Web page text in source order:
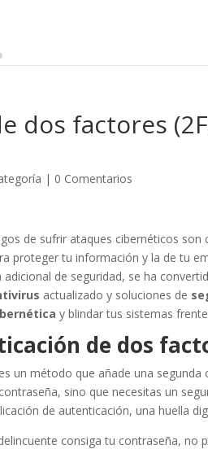
dos factores
| 0 Comentarios
de sufrir ataques cibernéticos
proteger tu información y la de tu
adicional de seguridad, se ha
actualizado y soluciones de
y blindar tus sistemas
de dos
un método que añade una segunda
sino que necesitas un
de autenticación, una huella
consiga tu contraseña, no